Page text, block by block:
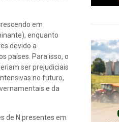
em
enquanto
devido a
países. Para isso, o
ser prejudiciais
no futuro,
e da
de N presentes em